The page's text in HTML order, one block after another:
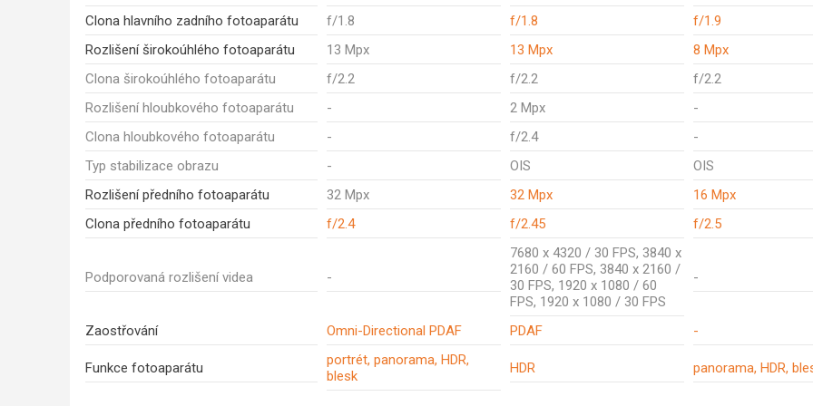
Clona hlavního zadního fotoaparátu f/1.8 f/1.8
f/1.9
Rozlišení širokoúhlého fotoaparátu
13 Mpx 13 Mpx
8 Mpx
Clona širokoúhlého fotoaparátu
f/2.2 f/2.2
f/2.2
Rozlišení hloubkového fotoaparátu
- 2 Mpx
-
Clona hloubkového fotoaparátu
- f/2.4
-
Typ stabilizace obrazu
- OIS
OIS
Rozlišení předního fotoaparátu
32 Mpx 32 Mpx
16 Mpx
Clona předního fotoaparátu
f/2.4 f/2.45 f/2.5
Podporovaná rozlišení videa -
7680 x 4320 / 30 FPS, 3840 x
2160 / 60 FPS, 3840 x 2160 /
30 FPS, 1920 x 1080 / 60
FPS, 1920 x 1080 / 30 FPS
-
Zaostřování Omni-Directional PDAF PDAF -
Funkce fotoaparátu
portrét, panorama, HDR,
blesk
HDR panorama, HDR,